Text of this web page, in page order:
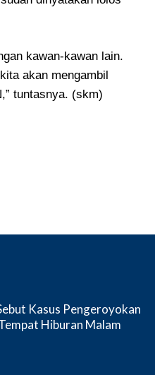
kawan-kawan lain.
akan mengambil
tuntasnya. (skm)
Kasus Pengeroyokan
Hiburan Malam